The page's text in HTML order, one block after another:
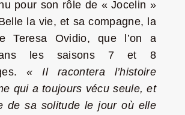
pour son rôle de « Jocelin »
la vie, et sa compagne, la
Teresa Ovidio, que l’on a
les saisons 7 et 8
« Il racontera l’histoire
qui a toujours vécu seule, et
de sa solitude le jour où elle